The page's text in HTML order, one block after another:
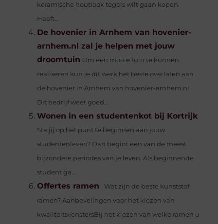
keramische houtlook tegels wilt gaan kopen.
Heeft...
De hovenier in Arnhem van hovenier-
arnhem.nl zal je helpen met jouw
droomtuin Om een mooie tuin te kunnen
realiseren kun je dit werk het beste overlaten aan
de hovenier in Arnhem van hovenier-arnhem.nl.
Dit bedrijf weet goed...
Wonen in een studentenkot bij Kortrijk
Sta jij op het punt te beginnen aan jouw
studentenleven? Dan begint een van de meest
bijzondere periodes van je leven. Als beginnende
student ga...
Offertes ramen
Wat zijn de beste kunststof
ramen? Aanbevelingen voor het kiezen van
kwaliteitsvenstersBij het kiezen van welke ramen u